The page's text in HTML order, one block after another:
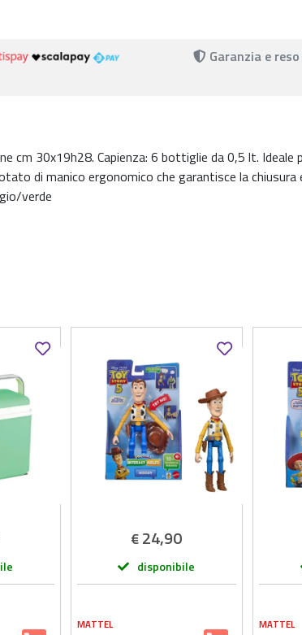
Garanzia e
cm 30x19h28. Capienza: 6 bottiglie da 0,5 lt. Ideale
di manico ergonomico che garantisce la chiusura
verde
€24,90
disponibile
MATTEL MATTEL